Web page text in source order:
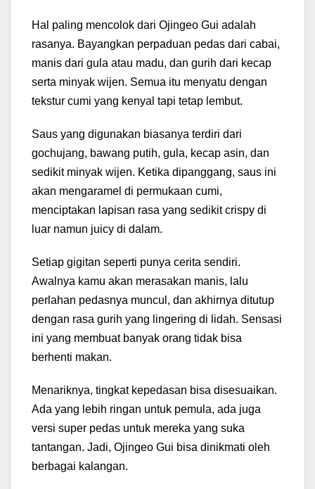
Hal paling mencolok dari Ojingeo Gui adalah
rasanya. Bayangkan perpaduan pedas dari cabai,
manis dari gula atau madu, dan gurih dari kecap
serta minyak wijen. Semua itu menyatu dengan
tekstur cumi yang kenyal tapi tetap lembut.
Saus yang digunakan biasanya terdiri dari
gochujang, bawang putih, gula, kecap asin, dan
sedikit minyak wijen. Ketika dipanggang, saus ini
akan mengaramel di permukaan cumi,
menciptakan lapisan rasa yang sedikit crispy di
luar namun juicy di dalam.
Setiap gigitan seperti punya cerita sendiri.
Awalnya kamu akan merasakan manis, lalu
perlahan pedasnya muncul, dan akhirnya ditutup
dengan rasa gurih yang lingering di lidah. Sensasi
ini yang membuat banyak orang tidak bisa
berhenti makan.
Menariknya, tingkat kepedasan bisa disesuaikan.
Ada yang lebih ringan untuk pemula, ada juga
versi super pedas untuk mereka yang suka
tantangan. Jadi, Ojingeo Gui bisa dinikmati oleh
berbagai kalangan.